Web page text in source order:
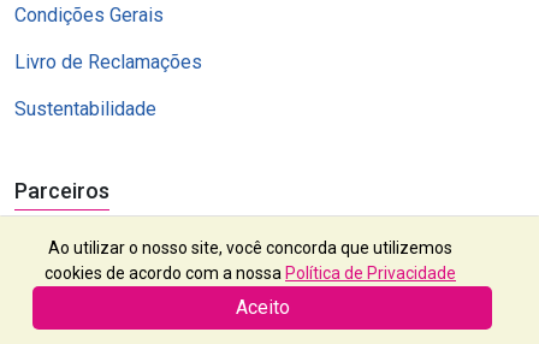
Condições Gerais
Livro de Reclamações
Sustentabilidade
Parceiros
Ao utilizar o nosso site, você concorda que utilizemos
cookies de acordo com a nossa Política de Privacidade
Aceito